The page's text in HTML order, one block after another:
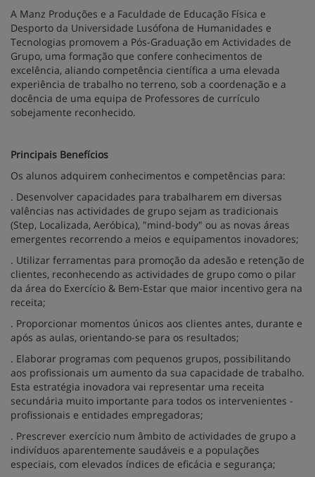
A Manz Produções e a Faculdade de Educação Física e
Desporto da Universidade Lusófona de Humanidades e
Tecnologias promovem a Pós-Graduação em Actividades de
Grupo, uma formação que confere conhecimentos de
excelência, aliando competência científica a uma elevada
experiência de trabalho no terreno, sob a coordenação e a
docência de uma equipa de Professores de currículo
sobejamente reconhecido.
Principais Benefícios
Os alunos adquirem conhecimentos e competências para:
. Desenvolver capacidades para trabalharem em diversas
valências nas actividades de grupo sejam as tradicionais
(Step, Localizada, Aeróbica), "mind-body" ou as novas áreas
emergentes recorrendo a meios e equipamentos inovadores;
. Utilizar ferramentas para promoção da adesão e retenção de
clientes, reconhecendo as actividades de grupo como o pilar
da área do Exercício & Bem-Estar que maior incentivo gera na
receita;
. Proporcionar momentos únicos aos clientes antes, durante e
após as aulas, orientando-se para os resultados;
. Elaborar programas com pequenos grupos, possibilitando
aos profissionais um aumento da sua capacidade de trabalho.
Esta estratégia inovadora vai representar uma receita
secundária muito importante para todos os intervenientes -
profissionais e entidades empregadoras;
. Prescrever exercício num âmbito de actividades de grupo a
indivíduos aparentemente saudáveis e a populações
especiais, com elevados índices de eficácia e segurança;